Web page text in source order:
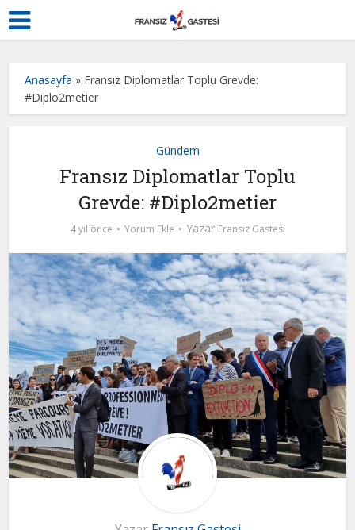
Anasayfa » Fransız Diplomatlar Toplu Grevde:
#Diplo2metier
Gündem
Fransız Diplomatlar Toplu
Grevde: #Diplo2metier
4 yıl önce Yorum Ekle Yazar Fransız Gastesi